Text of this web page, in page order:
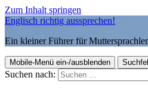
Zum Inhalt springen
Englisch richtig aussprechen!
Ein kleiner Führer für
Mobile-Menü ein-/ausblenden
Suchen nach: